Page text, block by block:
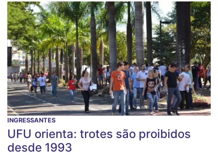
INGRESSANTES
UFU orienta: trotes são proibidos
desde 1993